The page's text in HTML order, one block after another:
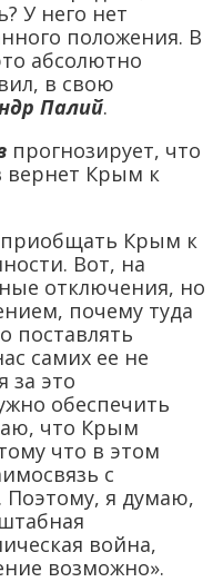
У него нет
положения. В
абсолютно
в свою
Палий.
прогнозирует, что
вернет Крым к
приобщать Крым к
Вот, на
отключения, но
почему туда
поставлять
самих ее не
за это
обеспечить
что Крым
что в этом
с
Поэтому, я думаю,
война,
возможно».